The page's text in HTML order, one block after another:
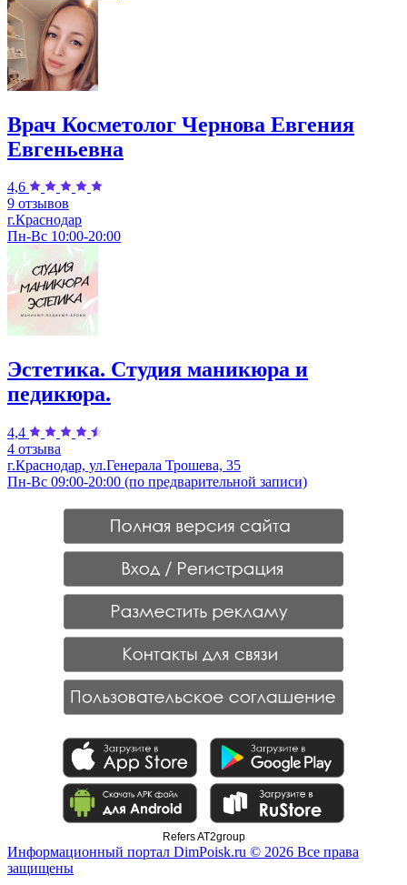
Врач Косметолог Чернова Евгения
Евгеньевна
4,6
9 отзывов
г.Краснодар
Пн-Вс 10:00-20:00
Эстетика. Студия маникюра и
педикюра.
4,4
4 отзыва
г.Краснодар, ул.Генерала Трошева, 35
Пн-Вс 09:00-20:00 (по предварительной записи)
Refers AT2group
Информационный портал DimPoisk.ru © 2026 Все права
защищены